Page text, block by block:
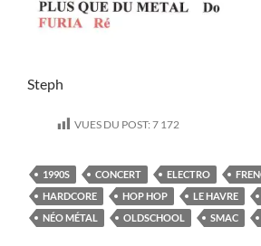
Steph
VUES DU POST: 7 172
1990S CONCERT ELECTRO
HARDCORE
HOP HOP LE HAVRE
NÉO MÉTAL
OLDSCHOOL SMAC